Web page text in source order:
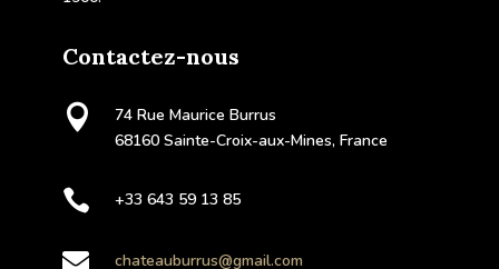
Contactez-nous

74 Rue Maurice Burrus
68160 Sainte-Croix-aux-Mines, France
 +33 643 59 13 85
 chateauburrus@gmail.com